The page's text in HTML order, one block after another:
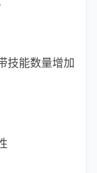
技能数量增加